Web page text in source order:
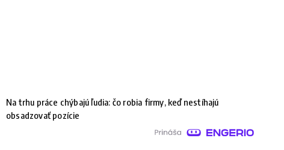
Na trhu práce chýbajú ľudia: čo robia firmy, keď nestíhajú
obsadzovať pozície